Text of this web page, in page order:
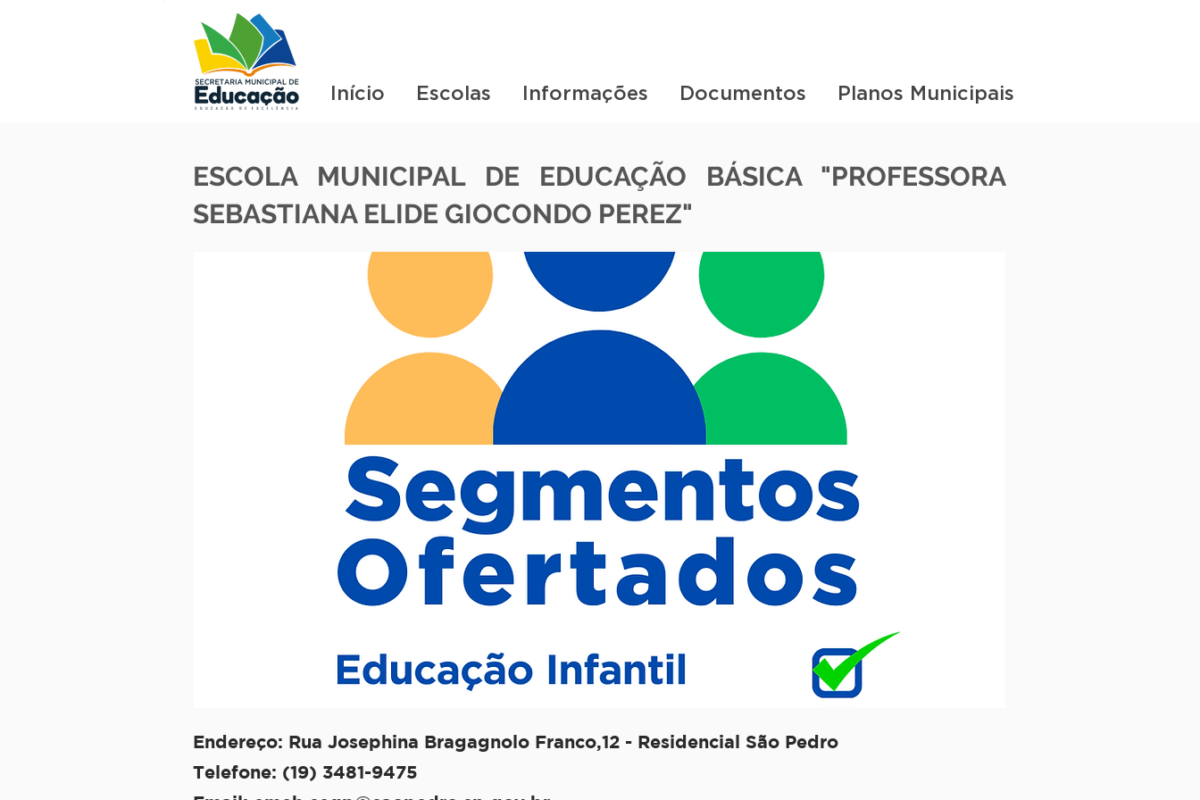
Início Escolas Informações Documentos Planos Municipais
ESCOLA MUNICIPAL DE EDUCAÇÃO BÁSICA "PROFESSORA
SEBASTIANA ELIDE GIOCONDO PEREZ"
Endereço: Rua Josephina Bragagnolo Franco,12 - Residencial São Pedro
Telefone: (19) 3481-9475